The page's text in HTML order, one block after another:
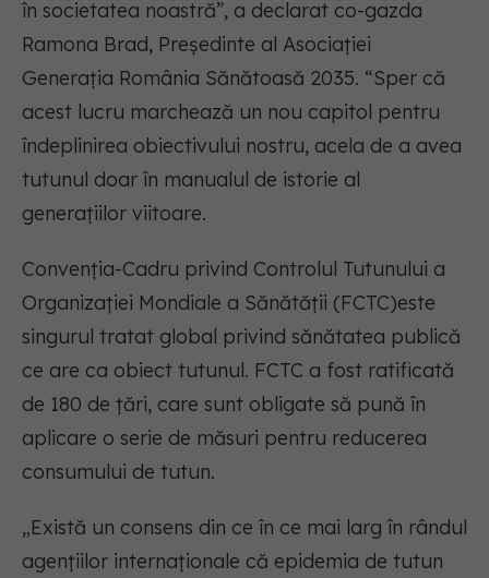
în societatea noastră”, a declarat co-gazda
Ramona Brad, Președinte al Asociației
Generația România Sănătoasă 2035. “Sper că
acest lucru marchează un nou capitol pentru
îndeplinirea obiectivului nostru, acela de a avea
tutunul doar în manualul de istorie al
generațiilor viitoare.
Convenția-Cadru privind Controlul Tutunului a
Organizației Mondiale a Sănătății (FCTC)este
singurul tratat global privind sănătatea publică
ce are ca obiect tutunul. FCTC a fost ratificată
de 180 de țări, care sunt obligate să pună în
aplicare o serie de măsuri pentru reducerea
consumului de tutun.
„Există un consens din ce în ce mai larg în rândul
agențiilor internaționale că epidemia de tutun